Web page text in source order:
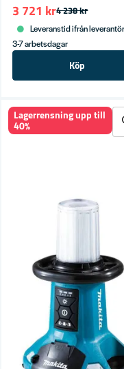
4 238 kr
3 721 kr
Leveranstid ifrån
3-7 arbetsdagar
Köp
Lagerrensning upp till
40%